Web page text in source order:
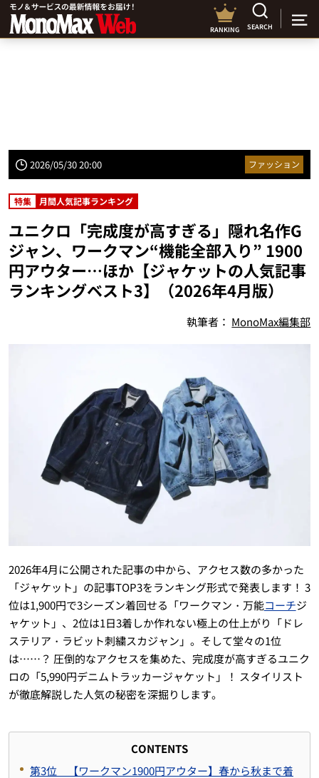
RANKING SEARCH
2026/05/30 20:00 ファッション
特集 月間人気記事ランキング
ユニクロ「完成度が高すぎる」隠れ名作G
ジャン、ワークマン“機能全部入り” 1900
円アウター…ほか【ジャケットの人気記事
ランキングベスト3】（2026年4月版）
執筆者： MonoMax編集部
2026年4月に公開された記事の中から、アクセス数の多かった
「ジャケット」の記事TOP3をランキング形式で発表します！ 3
位は1,900円で3シーズン着回せる「ワークマン・万能コーチジ
ャケット」、2位は1日3着しか作れない極上の仕上がり「ドレ
ステリア・ラビット刺繍スカジャン」。そして堂々の1位
は……？ 圧倒的なアクセスを集めた、完成度が高すぎるユニク
ロの「5,990円デニムトラッカージャケット」！ スタイリスト
が徹底解説した人気の秘密を深掘りします。
CONTENTS
第3位 【ワークマン1900円アウター】春から秋まで着